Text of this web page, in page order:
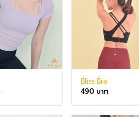
Bliss Bra
490